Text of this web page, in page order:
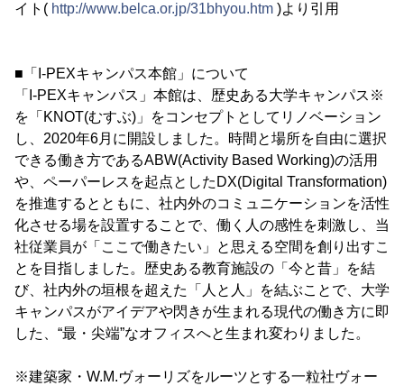
イト( http://www.belca.or.jp/31bhyou.htm )より引用
■「I-PEXキャンパス本館」について
「I-PEXキャンパス」本館は、歴史ある大学キャンパス※
を「KNOT(むすぶ)」をコンセプトとしてリノベーション
し、2020年6月に開設しました。時間と場所を自由に選択
できる働き方であるABW(Activity Based Working)の活用
や、ペーパーレスを起点としたDX(Digital Transformation)
を推進するとともに、社内外のコミュニケーションを活性
化させる場を設置することで、働く人の感性を刺激し、当
社従業員が「ここで働きたい」と思える空間を創り出すこ
とを目指しました。歴史ある教育施設の「今と昔」を結
び、社内外の垣根を超えた「人と人」を結ぶことで、大学
キャンパスがアイデアや閃きが生まれる現代の働き方に即
した、“最・尖端”なオフィスへと生まれ変わりました。
※建築家・W.M.ヴォーリズをルーツとする一粒社ヴォー